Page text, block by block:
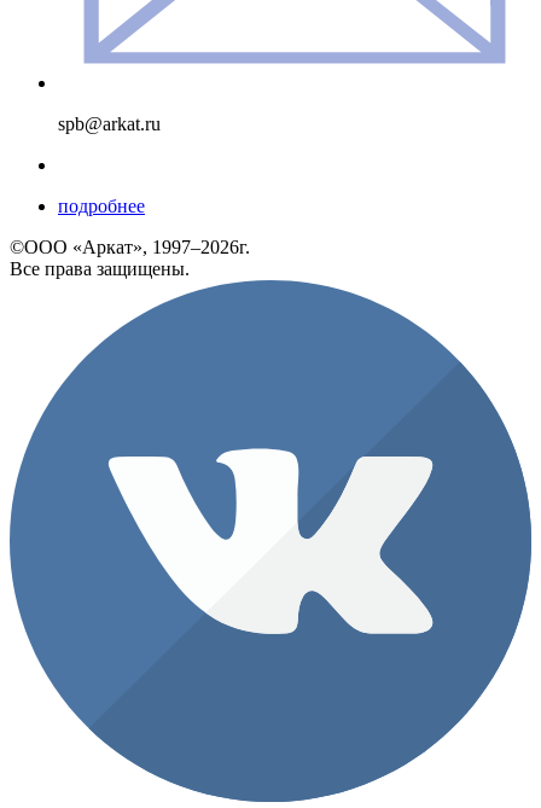
spb@arkat.ru
подробнее
©ООО «Аркат», 1997–2026г.
Все права защищены.